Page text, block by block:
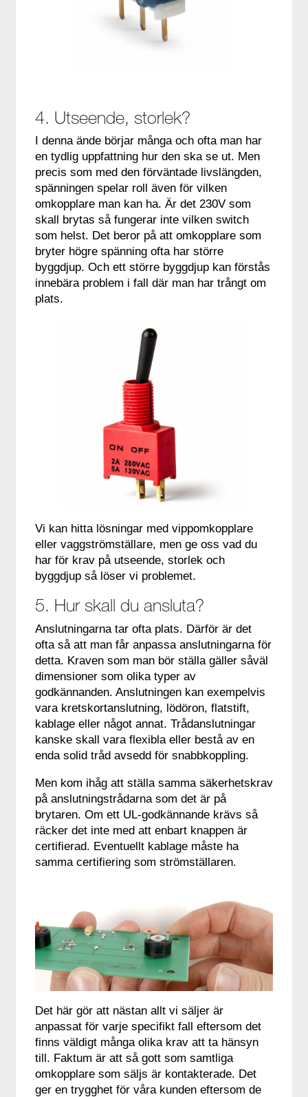
4. Utseende, storlek?
I denna ände börjar många och ofta man har
en tydlig uppfattning hur den ska se ut. Men
precis som med den förväntade livslängden,
spänningen spelar roll även för vilken
omkopplare man kan ha. Är det 230V som
skall brytas så fungerar inte vilken switch
som helst. Det beror på att omkopplare som
bryter högre spänning ofta har större
byggdjup. Och ett större byggdjup kan förstås
innebära problem i fall där man har trångt om
plats.
Vi kan hitta lösningar med vippomkopplare
eller vaggströmställare, men ge oss vad du
har för krav på utseende, storlek och
byggdjup så löser vi problemet.
5. Hur skall du ansluta?
Anslutningarna tar ofta plats. Därför är det
ofta så att man får anpassa anslutningarna för
detta. Kraven som man bör ställa gäller såväl
dimensioner som olika typer av
godkännanden. Anslutningen kan exempelvis
vara kretskortanslutning, lödöron, flatstift,
kablage eller något annat. Trådanslutningar
kanske skall vara flexibla eller bestå av en
enda solid tråd avsedd för snabbkoppling.
Men kom ihåg att ställa samma säkerhetskrav
på anslutningstrådarna som det är på
brytaren. Om ett UL-godkännande krävs så
räcker det inte med att enbart knappen är
certifierad. Eventuellt kablage måste ha
samma certifiering som strömställaren.
Det här gör att nästan allt vi säljer är
anpassat för varje specifikt fall eftersom det
finns väldigt många olika krav att ta hänsyn
till. Faktum är att så gott som samtliga
omkopplare som säljs är kontakterade. Det
ger en trygghet för våra kunden eftersom de